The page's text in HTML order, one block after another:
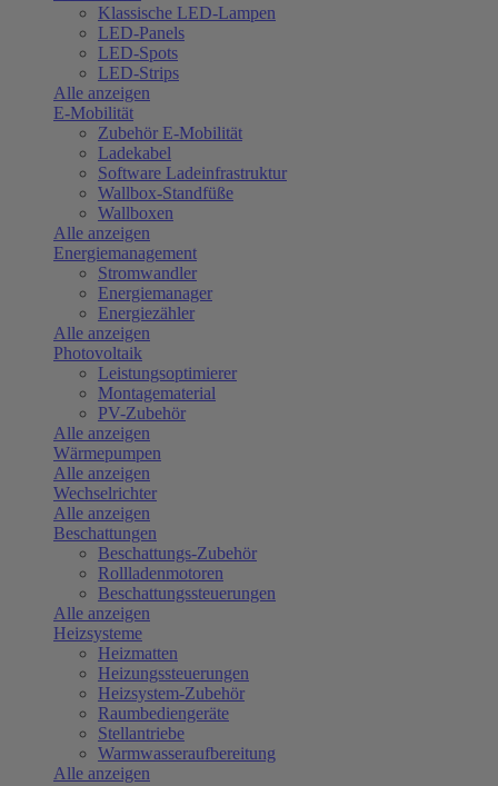
Klassische LED-Lampen
LED-Panels
LED-Spots
LED-Strips
Alle anzeigen
E-Mobilität
Zubehör E-Mobilität
Ladekabel
Software Ladeinfrastruktur
Wallbox-Standfüße
Wallboxen
Alle anzeigen
Energiemanagement
Stromwandler
Energiemanager
Energiezähler
Alle anzeigen
Photovoltaik
Leistungsoptimierer
Montagematerial
PV-Zubehör
Alle anzeigen
Wärmepumpen
Alle anzeigen
Wechselrichter
Alle anzeigen
Beschattungen
Beschattungs-Zubehör
Rollladenmotoren
Beschattungssteuerungen
Alle anzeigen
Heizsysteme
Heizmatten
Heizungssteuerungen
Heizsystem-Zubehör
Raumbediengeräte
Stellantriebe
Warmwasseraufbereitung
Alle anzeigen